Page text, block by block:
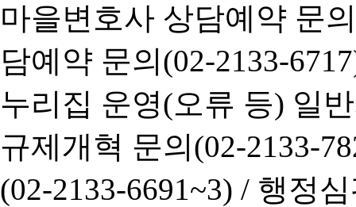
마을변호사 상담예약 문
담예약 문의(02-2133-
누리집 운영(오류 등) 일
규제개혁 문의(02-2133-
(02-2133-6691~3) / 행정심